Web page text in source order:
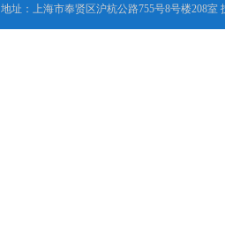
地址：上海市奉贤区沪杭公路755号8号楼208室